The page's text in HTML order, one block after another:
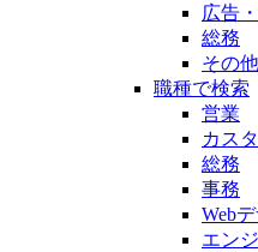
広告
総務
その他
職種で検索
営業
カス
総務
事務
Web
エン